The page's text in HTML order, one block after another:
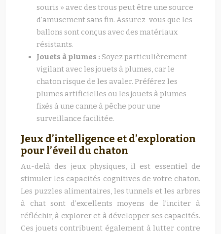
souris » avec des trous peut être une source
d’amusement sans fin. Assurez-vous que les
ballons sont conçus avec des matériaux
résistants.
Jouets à plumes : Soyez particulièrement
vigilant avec les jouets à plumes, car le
chaton risque de les avaler. Préférez les
plumes artificielles ou les jouets à plumes
fixés à une canne à pêche pour une
surveillance facilitée.
Jeux d’intelligence et d’exploration
pour l’éveil du chaton
Au-delà des jeux physiques, il est essentiel de
stimuler les capacités cognitives de votre chaton.
Les puzzles alimentaires, les tunnels et les arbres
à chat sont d’excellents moyens de l’inciter à
réfléchir, à explorer et à développer ses capacités.
Ces jouets contribuent également à lutter contre